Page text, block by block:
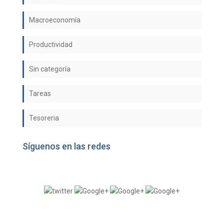
Macroeconomía
Productividad
Sin categoría
Tareas
Tesoreria
Síguenos en las redes